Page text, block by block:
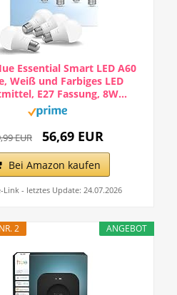
Essential Smart LED A60
Weiß und Farbiges LED
E27 Fassung, 8W...
EUR 56,69 EUR
Bei Amazon kaufen
Link - letztes Update: 24.07.2026
ANGEBOT
2